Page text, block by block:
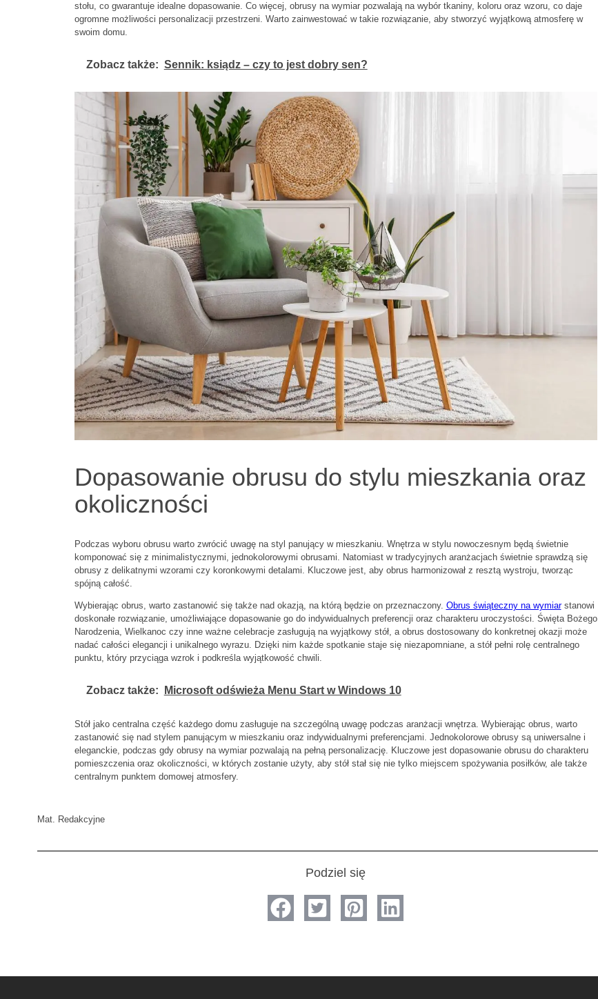
stołu, co gwarantuje idealne dopasowanie. Co więcej, obrusy na wymiar pozwalają na wybór tkaniny, koloru oraz wzoru, co daje
ogromne możliwości personalizacji przestrzeni. Warto zainwestować w takie rozwiązanie, aby stworzyć wyjątkową atmosferę w
swoim domu.
Zobacz także: Sennik: ksiądz – czy to jest dobry sen?
Dopasowanie obrusu do stylu mieszkania oraz
okoliczności
Podczas wyboru obrusu warto zwrócić uwagę na styl panujący w mieszkaniu. Wnętrza w stylu nowoczesnym będą świetnie
komponować się z minimalistycznymi, jednokolorowymi obrusami. Natomiast w tradycyjnych aranżacjach świetnie sprawdzą się
obrusy z delikatnymi wzorami czy koronkowymi detalami. Kluczowe jest, aby obrus harmonizował z resztą wystroju, tworząc
spójną całość.
Wybierając obrus, warto zastanowić się także nad okazją, na którą będzie on przeznaczony. Obrus świąteczny na wymiarstanowi
doskonałe rozwiązanie, umożliwiające dopasowanie go do indywidualnych preferencji oraz charakteru uroczystości. Święta Bożego
Narodzenia, Wielkanoc czy inne ważne celebracje zasługują na wyjątkowy stół, a obrus dostosowany do konkretnej okazji może
nadać całości elegancji i unikalnego wyrazu. Dzięki nim każde spotkanie staje się niezapomniane, a stół pełni rolę centralnego
punktu, który przyciąga wzrok i podkreśla wyjątkowość chwili.
Zobacz także: Microsoft odświeża Menu Start w Windows 10
Stół jako centralna część każdego domu zasługuje na szczególną uwagę podczas aranżacji wnętrza. Wybierając obrus, warto
zastanowić się nad stylem panującym w mieszkaniu oraz indywidualnymi preferencjami. Jednokolorowe obrusy są uniwersalne i
eleganckie, podczas gdy obrusy na wymiar pozwalają na pełną personalizację. Kluczowe jest dopasowanie obrusu do charakteru
pomieszczenia oraz okoliczności, w których zostanie użyty, aby stół stał się nie tylko miejscem spożywania posiłków, ale także
centralnym punktem domowej atmosfery.
Mat. Redakcyjne
Podziel się